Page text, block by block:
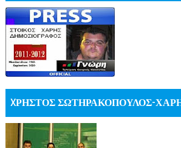
XΡΗΣΤΟΣ ΣΩΤΗΡΑΚΟΠΟΥΛΟΣ-